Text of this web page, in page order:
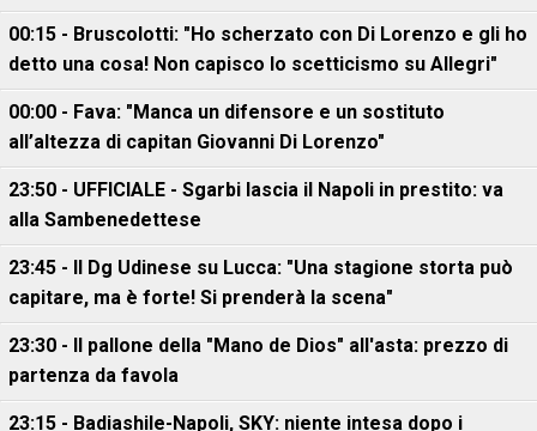
00:15 - Bruscolotti: "Ho scherzato con Di Lorenzo e gli ho
detto una cosa! Non capisco lo scetticismo su Allegri"
00:00 - Fava: "Manca un difensore e un sostituto
all’altezza di capitan Giovanni Di Lorenzo"
23:50 - UFFICIALE - Sgarbi lascia il Napoli in prestito: va
alla Sambenedettese
23:45 - Il Dg Udinese su Lucca: "Una stagione storta può
capitare, ma è forte! Si prenderà la scena"
23:30 - Il pallone della "Mano de Dios" all'asta: prezzo di
partenza da favola
23:15 - Badiashile-Napoli, SKY: niente intesa dopo i